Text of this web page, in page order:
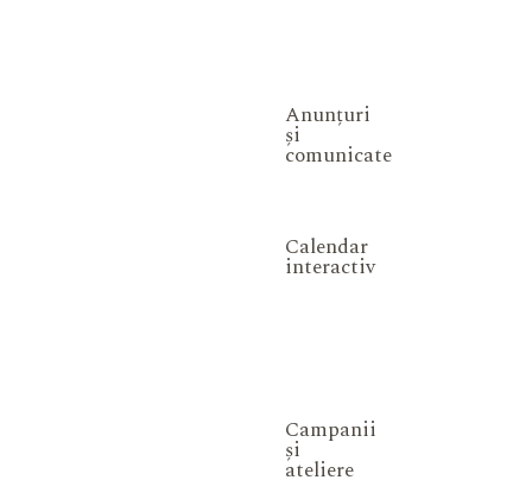
Anunțuri
și
comunicate
Calendar
interactiv
Campanii
și
ateliere